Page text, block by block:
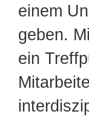
einem
geben.
ein